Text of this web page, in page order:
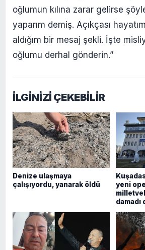
oğlumun kılına zarar gelirse
yaparım demiş. Açıkçası
aldığım bir mesaj şekli. İşte
oğlumu derhal gönderin.”
İLGİNİZİ ÇEKEBİLİR
Denize ulaşmaya
çalışıyordu, yanarak öldü
yeni
damadı